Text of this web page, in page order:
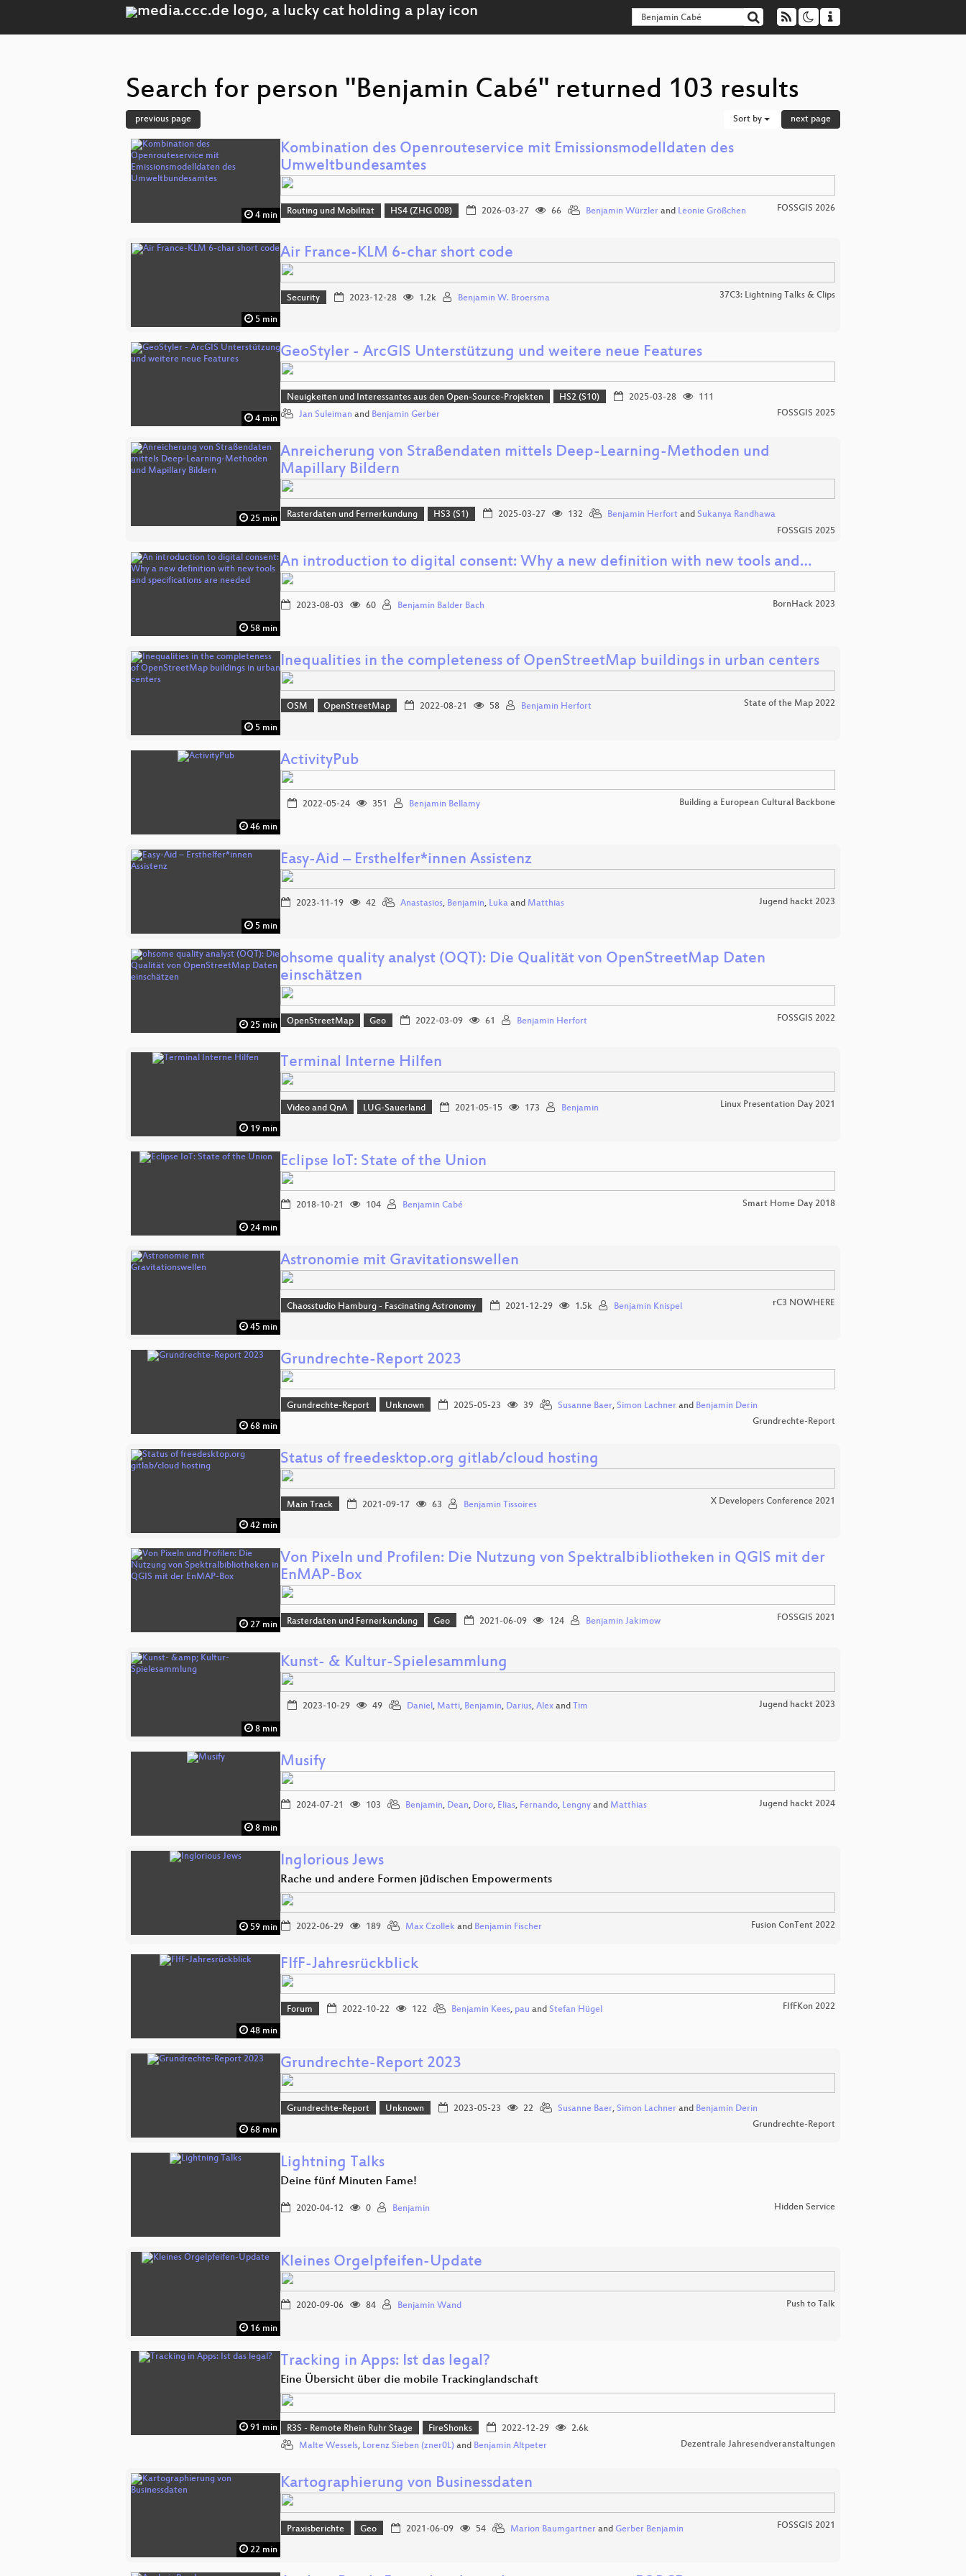
Search for person "Benjamin Cabé" returned 103 results
previous page Sort by next page
4 min
Kombination des Openrouteservice mit Emissionsmodelldaten des
Umweltbundesamtes
Routing und Mobilität HS4 (ZHG 008) 2026-03-27 66 Benjamin Würzlerand Leonie Größchen FOSSGIS 2026
5 min
Air France-KLM 6-char short code
Security 2023-12-28 1.2k Benjamin W. Broersma 37C3: Lightning Talks & Clips
4 min
GeoStyler - ArcGIS Unterstützung und weitere neue Features
Neuigkeiten und Interessantes aus den Open-Source-Projekten HS2 (S10) 2025-03-28
111
Jan Suleiman and Benjamin Gerber FOSSGIS 2025
25 min
Anreicherung von Straßendaten mittels Deep-Learning-Methoden und
Mapillary Bildern
Rasterdaten und Fernerkundung HS3 (S1) 2025-03-27 132 Benjamin Herfortand Sukanya Randhawa
FOSSGIS 2025
58 min
An introduction to digital consent: Why a new definition with new tools and…
2023-08-03 60 Benjamin Balder Bach BornHack 2023
5 min
Inequalities in the completeness of OpenStreetMap buildings in urban centers
OSM OpenStreetMap 2022-08-21 58 Benjamin Herfort State of the Map 2022
46 min
ActivityPub
2022-05-24 351 Benjamin Bellamy Building a European Cultural Backbone
5 min
Easy-Aid – Ersthelfer*innen Assistenz
2023-11-19 42 Anastasios, Benjamin, Luka and Matthias Jugend hackt 2023
25 min
ohsome quality analyst (OQT): Die Qualität von OpenStreetMap Daten
einschätzen
OpenStreetMap Geo 2022-03-09 61 Benjamin Herfort FOSSGIS 2022
19 min
Terminal Interne Hilfen
Video and QnA LUG-Sauerland 2021-05-15 173 Benjamin Linux Presentation Day 2021
24 min
Eclipse IoT: State of the Union
2018-10-21 104 Benjamin Cabé Smart Home Day 2018
45 min
Astronomie mit Gravitationswellen
Chaosstudio Hamburg - Fascinating Astronomy 2021-12-29 1.5k Benjamin Knispel rC3 NOWHERE
68 min
Grundrechte-Report 2023
Grundrechte-Report Unknown 2025-05-23 39 Susanne Baer, Simon Lachnerand Benjamin Derin
Grundrechte-Report
42 min
Status of freedesktop.org gitlab/cloud hosting
Main Track 2021-09-17 63 Benjamin Tissoires X Developers Conference 2021
27 min
Von Pixeln und Profilen: Die Nutzung von Spektralbibliotheken in QGIS mit der
EnMAP-Box
Rasterdaten und Fernerkundung Geo 2021-06-09 124 Benjamin Jakimow FOSSGIS 2021
8 min
Kunst- & Kultur-Spielesammlung
2023-10-29 49 Daniel, Matti, Benjamin, Darius, Alex and Tim Jugend hackt 2023
8 min
Musify
2024-07-21 103 Benjamin, Dean, Doro, Elias, Fernando, Lengny and Matthias Jugend hackt 2024
59 min
Inglorious Jews
Rache und andere Formen jüdischen Empowerments
2022-06-29 189 Max Czollek and Benjamin Fischer Fusion ConTent 2022
48 min
FIfF-Jahresrückblick
Forum 2022-10-22 122 Benjamin Kees, pau and Stefan Hügel FIfFKon 2022
68 min
Grundrechte-Report 2023
Grundrechte-Report Unknown 2023-05-23 22 Susanne Baer, Simon Lachnerand Benjamin Derin
Grundrechte-Report
Lightning Talks
Deine fünf Minuten Fame!
2020-04-12 0 Benjamin Hidden Service
16 min
Kleines Orgelpfeifen-Update
2020-09-06 84 Benjamin Wand Push to Talk
91 min
Tracking in Apps: Ist das legal?
Eine Übersicht über die mobile Trackinglandschaft
R3S - Remote Rhein Ruhr Stage FireShonks 2022-12-29
2.6k
Malte Wessels, Lorenz Sieben (zner0L) and Benjamin Altpeter Dezentrale Jahresendveranstaltungen
22 min
Kartographierung von Businessdaten
Praxisberichte Geo 2021-06-09 54 Marion Baumgartnerand Gerber Benjamin FOSSGIS 2021